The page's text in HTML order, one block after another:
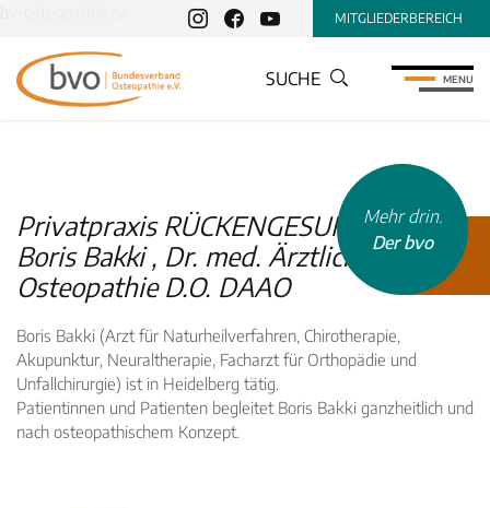
MITGLIEDERBEREICH
SUCHE MENU
Privatpraxis RÜCKENGESUNDHEIT,
Boris Bakki , Dr. med. Ärztliche
Osteopathie D.O. DAAO
Boris Bakki (Arzt für Naturheilverfahren, Chirotherapie,
Akupunktur, Neuraltherapie, Facharzt für Orthopädie und
Unfallchirurgie) ist in Heidelberg tätig.
Patientinnen und Patienten begleitet Boris Bakki ganzheitlich und
nach osteopathischem Konzept.
Mehr drin.
Der bvo
INHALTSTYP
Therapeuten